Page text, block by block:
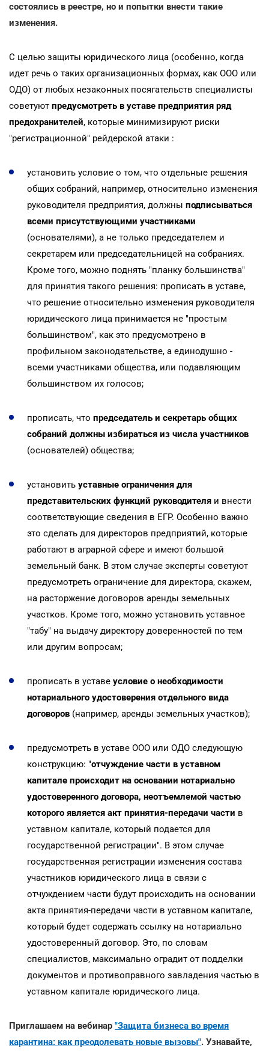
состоялись в реестре, но и попытки внести такие
изменения.
С целью защиты юридического лица (особенно, когда
идет речь о таких организационных формах, как ООО или
ОДО) от любых незаконных посягательств специалисты
советуют предусмотреть в уставе предприятия ряд
предохранителей, которые минимизируют риски
"регистрационной" рейдерской атаки :
установить условие о том, что отдельные решения
общих собраний, например, относительно изменения
руководителя предприятия, должны подписываться
всеми присутствующими участниками
(основателями), а не только председателем и
секретарем или председательницей на собраниях.
Кроме того, можно поднять "планку большинства"
для принятия такого решения: прописать в уставе,
что решение относительно изменения руководителя
юридического лица принимается не "простым
большинством", как это предусмотрено в
профильном законодательстве, а единодушно -
всеми участниками общества, или подавляющим
большинством их голосов;
прописать, что председатель и секретарь общих
собраний должны избираться из числа участников
(основателей) общества;
установить уставные ограничения для
представительских функций руководителя и внести
соответствующие сведения в ЕГР. Особенно важно
это сделать для директоров предприятий, которые
работают в аграрной сфере и имеют большой
земельный банк. В этом случае эксперты советуют
предусмотреть ограничение для директора, скажем,
на расторжение договоров аренды земельных
участков. Кроме того, можно установить уставное
"табу" на выдачу директору доверенностей по тем
или другим вопросам;
прописать в уставе условие о необходимости
нотариального удостоверения отдельного вида
договоров (например, аренды земельных участков);
предусмотреть в уставе ООО или ОДО следующую
конструкцию: "отчуждение части в уставном
капитале происходит на основании нотариально
удостоверенного договора, неотъемлемой частью
которого является акт принятия-передачи части в
уставном капитале, который подается для
государственной регистрации". В этом случае
государственная регистрации изменения состава
участников юридического лица в связи с
отчуждением части будут происходить на основании
акта принятия-передачи части в уставном капитале,
который будет содержать ссылку на нотариально
удостоверенный договор. Это, по словам
специалистов, максимально оградит от подделки
документов и противоправного завладения частью в
уставном капитале юридического лица.
Приглашаем на вебинар "Защита бизнеса во время
карантина: как преодолевать новые вызовы". Узнавайте,